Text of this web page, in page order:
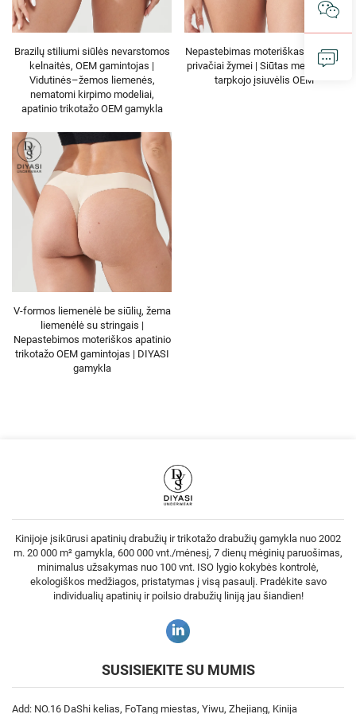
Brazilų stiliumi siūlės nevarstomos
kelnaitės, OEM gamintojas |
Vidutinės–žemos liemenės,
nematomi kirpimo modeliai,
apatinio trikotažo OEM gamykla
Nepastebimas moteriškas stringas
privačiai žymei | Siūtas medvilninis
tarpkojo įsiuvėlis OEM
V-formos liemenėlė be siūlių, žema
liemenėlė su stringais |
Nepastebimos moteriškos apatinio
trikotažo OEM gamintojas | DIYASI
gamykla
Kinijoje įsikūrusi apatinių drabužių ir trikotažo drabužių gamykla nuo 2002
m. 20 000 m² gamykla, 600 000 vnt./mėnesį, 7 dienų mėginių paruošimas,
minimalus užsakymas nuo 100 vnt. ISO lygio kokybės kontrolė,
ekologiškos medžiagos, pristatymas į visą pasaulį. Pradėkite savo
individualių apatinių ir poilsio drabužių liniją jau šiandien!
SUSISIEKITE SU MUMIS
Add: NO.16 DaShi kelias, FoTang miestas, Yiwu, Zhejiang, Kinija